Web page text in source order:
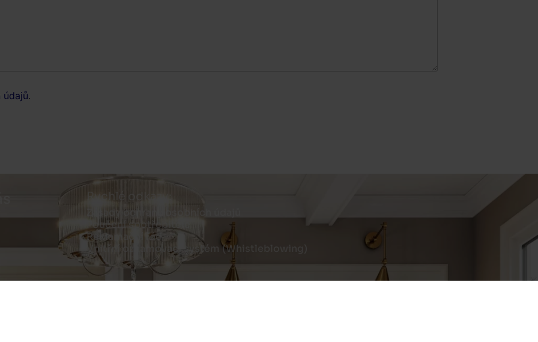
údajů.
Rychlé odkazy:
Zásady ochrany osobních údajů
Poučení spotřebitele
Reklamační řád
Vnitřní oznamovací systém (Whistleblowing)